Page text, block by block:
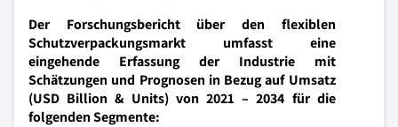
Der Forschungsbericht über den flexiblen
Schutzverpackungsmarkt umfasst eine
eingehende Erfassung der Industrie mit
Schätzungen und Prognosen in Bezug auf Umsatz
(USD Billion & Units) von 2021 – 2034 für die
folgenden Segmente: